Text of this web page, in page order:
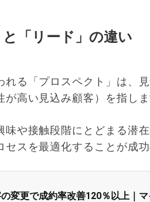
と「リード」の違い
れる「プロスペクト」は、
高い見込み顧客）を指しま
や接触段階にとどまる潜
スを最適化することが成功
変更で成約率改善120％以上｜